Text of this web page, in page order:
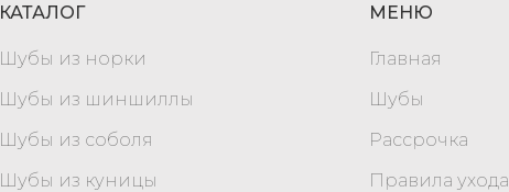
КАТАЛОГ
Шубы из норки
Шубы из шиншиллы
Шубы из соболя
Шубы из куницы
МЕНЮ
Главная
Шубы
Рассрочка
Правила ухода